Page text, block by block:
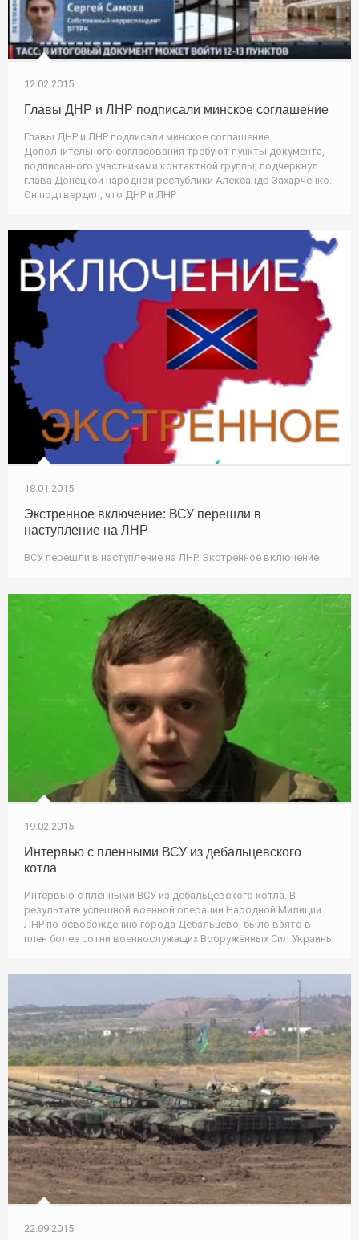
12.02.2015
Главы ДНР и ЛНР подписали минское соглашение
Главы ДНР и ЛНР подписали минское соглашение.
Дополнительного согласования требуют пункты документа,
подписанного участниками контактной группы, подчеркнул
глава Донецкой народной республики Александр Захарченко.
Он подтвердил, что ДНР и ЛНР
18.01.2015
Экстренное включение: ВСУ перешли в
наступление на ЛНР
ВСУ перешли в наступление на ЛНР. Экстренное включение
19.02.2015
Интервью с пленными ВСУ из дебальцевского
котла
Интервью с пленными ВСУ из дебальцевского котла. В
результате успешной военной операции Народной Милиции
ЛНР по освобождению города Дебальцево, было взято в
плен более сотни военнослужащих Вооружённых Сил Украины
22.09.2015